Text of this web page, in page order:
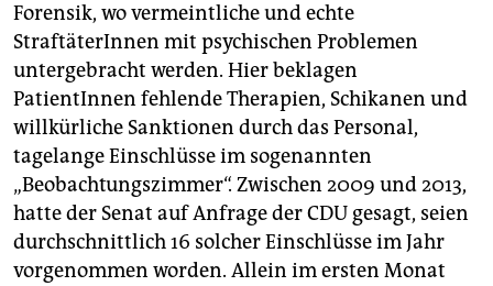
Forensik, wo vermeintliche und echte
StraftäterInnen mit psychischen Problemen
untergebracht werden. Hier beklagen
PatientInnen fehlende Therapien, Schikanen und
willkürliche Sanktionen durch das Personal,
tagelange Einschlüsse im sogenannten
„Beobachtungszimmer“. Zwischen 2009 und 2013,
hatte der Senat auf Anfrage der CDU gesagt, seien
durchschnittlich 16 solcher Einschlüsse im Jahr
vorgenommen worden. Allein im ersten Monat